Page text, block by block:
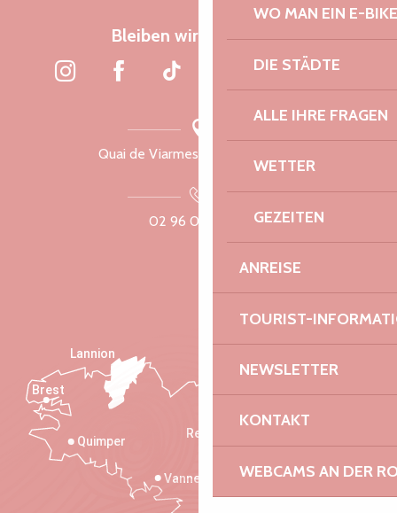
WO MAN EIN E-
DIE STÄDTE
ALLE IHRE FRAGEN
WETTER
GEZEITEN
ANREISE
TOURIST-
NEWSLETTER
KONTAKT
WEBCAMS AN DER
Bleiben wir verbunden
Quai de Viarmes, 22300 Lannion
02 96 05 60 70
Saint-Malo
Rennes
Vannes
Quimper
Lannion
Brest